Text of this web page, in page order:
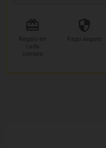
Regalo en
cada
compra
Pago seguro